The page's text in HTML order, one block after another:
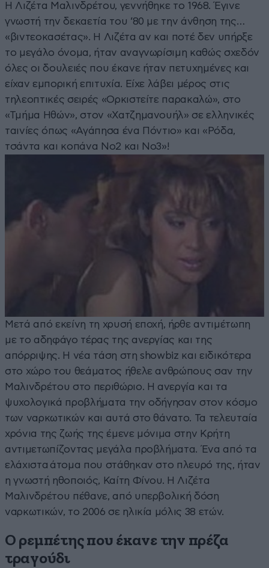
Η Λιζέτα Μαλινδρέτου, γεννήθηκε το 1968. Έγινε
γνωστή την δεκαετία του ’80 με την άνθηση της…
«βιντεοκασέτας». Η Λιζέτα αν και ποτέ δεν υπήρξε
το μεγάλο όνομα, ήταν αναγνωρίσιμη καθώς σχεδόν
όλες οι δουλειές που έκανε ήταν πετυχημένες και
είχαν εμπορική επιτυχία. Είχε λάβει μέρος στις
τηλεοπτικές σειρές «Ορκιστείτε παρακαλώ», στο
«Τμήμα Ηθών», στον «Χατζημανουήλ» σε ελληνικές
ταινίες όπως «Αγάπησα ένα Πόντιο» και «Ρόδα,
τσάντα και κοπάνα Νο2 και Νο3»!
Μετά από εκείνη τη χρυσή εποχή, ήρθε αντιμέτωπη
με το αδηφάγο τέρας της ανεργίας και της
απόρριψης. Η νέα τάση στη showbiz και ειδικότερα
στο χώρο του θεάματος ήθελε ανθρώπους σαν την
Μαλινδρέτου στο περιθώριο. Η ανεργία και τα
ψυχολογικά προβλήματα την οδήγησαν στον κόσμο
των ναρκωτικών και αυτά στο θάνατο. Τα τελευταία
χρόνια της ζωής της έμενε μόνιμα στην Κρήτη
αντιμετωπίζοντας μεγάλα προβλήματα. Ένα από τα
ελάχιστα άτομα που στάθηκαν στο πλευρό της, ήταν
η γνωστή ηθοποιός, Καίτη Φίνου. Η Λιζέτα
Μαλινδρέτου πέθανε, από υπερβολική δόση
ναρκωτικών, το 2006 σε ηλικία μόλις 38 ετών.
Ο ρεμπέτης που έκανε την πρέζα
τραγούδι